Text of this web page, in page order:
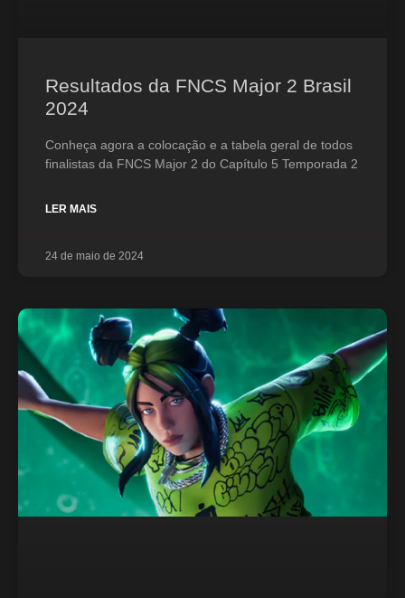
Resultados da FNCS Major 2 Brasil
2024
Conheça agora a colocação e a tabela geral de todos
finalistas da FNCS Major 2 do Capítulo 5 Temporada 2
LER MAIS
24 de maio de 2024